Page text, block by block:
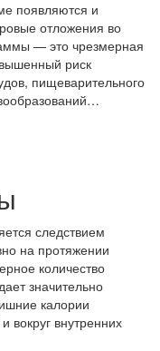
появляются и
отложения во
— это чрезмерная
риск
пищеварительного
следствием
на протяжении
количество
значительно
калории
вокруг внутренних